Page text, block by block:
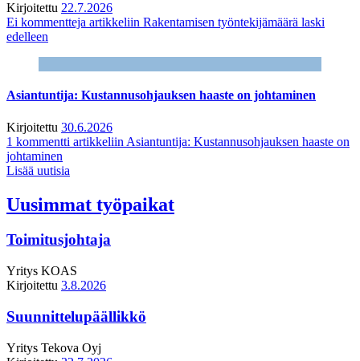
Kirjoitettu 22.7.2026
Ei kommentteja artikkeliin Rakentamisen työntekijämäärä laski
edelleen
Asiantuntija: Kustannusohjauksen haaste on johtaminen
Kirjoitettu 30.6.2026
1 kommentti artikkeliin Asiantuntija: Kustannusohjauksen haaste on
johtaminen
Lisää uutisia
Uusimmat työpaikat
Toimitusjohtaja
Yritys KOAS
Kirjoitettu 3.8.2026
Suunnittelupäällikkö
Yritys Tekova Oyj